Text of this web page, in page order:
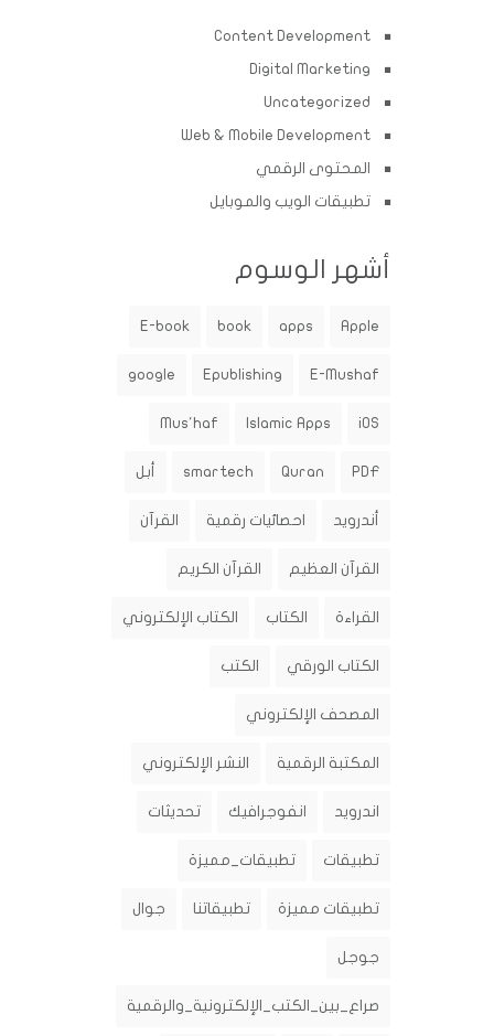
Content Development
Digital Marketing
Uncategorized
Web & Mobile Development
المحتوى الرقمي
تطبيقات الويب والموبايل
أشهر الوسوم
Apple
apps
book
E-book
E-Mushaf
Epublishing
google
iOS
Islamic Apps
Mus'haf
PDF
Quran
smartech أبل
أندرويد احصائيات رقمية القرآن
القرآن العظيم القرآن الكريم
القراءة الكتاب الكتاب الإلكتروني
الكتاب الورقي الكتب
المصحف الإلكتروني
المكتبة الرقمية النشر الإلكتروني
اندرويد انفوجرافيك تحديثات
تطبيقات تطبيقات_مميزة
تطبيقات مميزة تطبيقاتنا جوال
جوجل
صراع_بين_الكتب_الإلكترونية_والرقمية